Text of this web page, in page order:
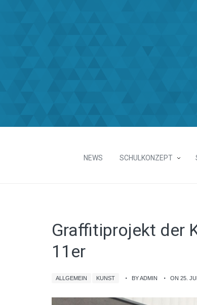
NEWS SCHULKONZEPT
Graffitiprojekt der
11er
ALLGEMEIN KUNST BY ADMIN ON 25.